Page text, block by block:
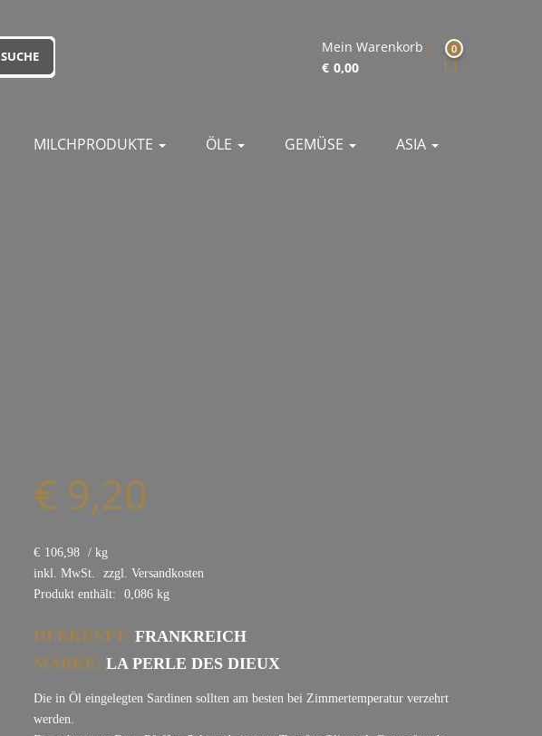
SUCHE
Mein Warenkorb
€ 0,00
0
MILCHPRODUKTE ÖLE GEMÜSE
ASIA
€ 9,20
€ 106,98 / kg
inkl. MwSt.
zzgl. Versandkosten
Produkt enthält:
0,086 kg
HERKUNFT: FRANKREICH
MARKE: LA PERLE DES DIEUX
Die in Öl eingelegten Sardinen sollten am besten bei Zimmertemperatur verzehrt
werden.